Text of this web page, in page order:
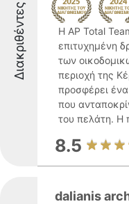
Διακριθέντες
Η AP Total
επιτυχημένη
των
περιοχή της
προσφέρει
που
του πελάτη. Η
8.5
dalianis